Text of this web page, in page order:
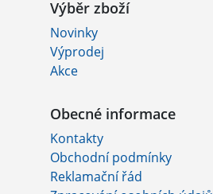
Výběr zboží
Novinky
Výprodej
Akce
Obecné informace
Kontakty
Obchodní podmínky
Reklamační řád